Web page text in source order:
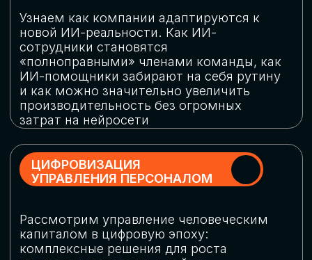
огромную статью затрат
ОБЛАЧНЫЕ ТЕХНОЛОГИИ
Подискутируем, какие облачные решения
существуют на рынке и почему
использование мультиоблачных моделей
не только снижает затраты, но и
«пересборки» бизнес-моделей
СКАЧАТЬ